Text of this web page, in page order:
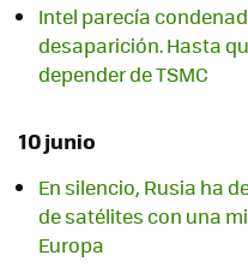
Intel parecía
desaparición. Hasta
depender de TSMC
10 junio
En silencio, Rusia ha
de satélites con una
Europa